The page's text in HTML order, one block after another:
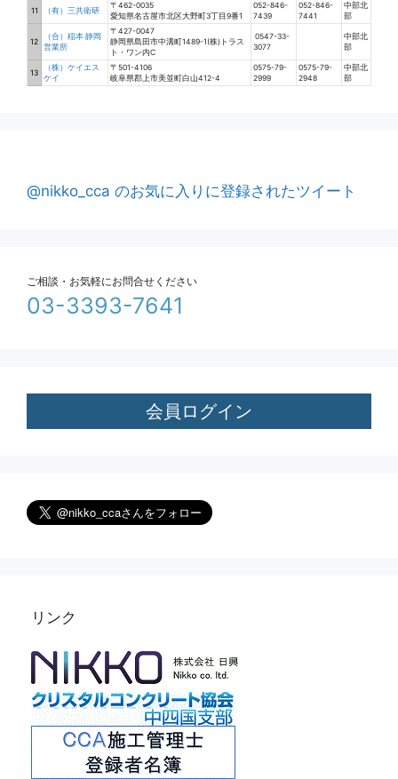
11 （有）三共衛研
〒462-0035
愛知県名古屋市北区大野町3丁目9番1
052-846-
7439
052-846-
7441
中部北
部
12
（合）稲本 静岡
営業所
〒427-0047
静岡県島田市中溝町1489-1(株)トラス
ト・ワン内C
0547-33-
3077
中部北
部
13
（株）ケイエス
ケイ
〒501-4106
岐阜県郡上市美並町白山412-4
0575-79-
2999
0575-79-
2948
中部北
部
@nikko_cca のお気に入りに登録されたツイート
ご相談・お気軽にお問合せください
03-3393-7641
会員ログイン
リンク